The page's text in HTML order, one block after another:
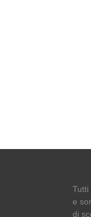
Tutti
e
di